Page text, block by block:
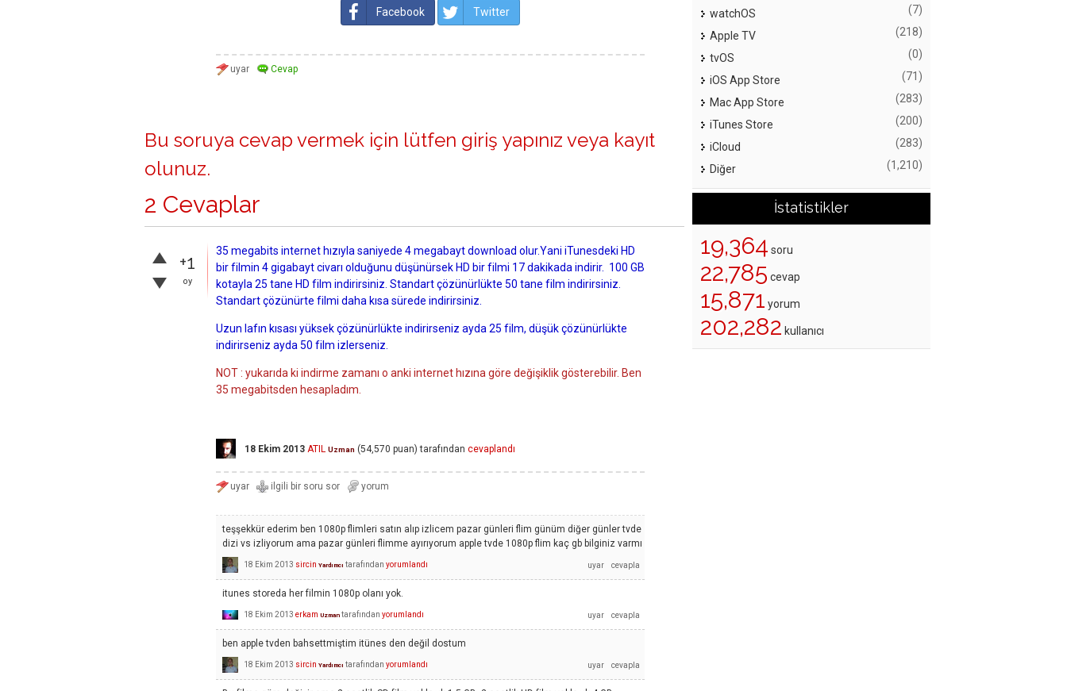
Facebook Twitter
Bu soruya cevap vermek için lütfen giriş yapınız veya kayıt
olunuz.
2 Cevaplar
+1
oy
35 megabits internet hızıyla saniyede 4 megabayt download olur.Yani iTunesdeki HD
bir filmin 4 gigabayt civarı olduğunu düşünürsek HD bir filmi 17 dakikada indirir. 100 GB
kotayla 25 tane HD film indirirsiniz. Standart çözünürlükte 50 tane film indirirsiniz.
Standart çözünürte filmi daha kısa sürede indirirsiniz.
Uzun lafın kısası yüksek çözünürlükte indirirseniz ayda 25 film, düşük çözünürlükte
indirirseniz ayda 50 film izlerseniz.
NOT : yukarıda ki indirme zamanı o anki internet hızına göre değişiklik gösterebilir. Ben
35 megabitsden hesapladım.
18 Ekim 2013 ATIL Uzman (54,570 puan) tarafından cevaplandı
teşşekkür ederim ben 1080p flimleri satın alıp izlicem pazar günleri flim günüm diğer günler tvde
dizi vs izliyorum ama pazar günleri flimme ayırıyorum apple tvde 1080p flim kaç gb bilginiz varmı
18 Ekim 2013 sircin Yardımcı tarafından yorumlandı
itunes storeda her filmin 1080p olanı yok.
18 Ekim 2013 erkam Uzman tarafından yorumlandı
ben apple tvden bahsettmiştim itünes den değil dostum
18 Ekim 2013 sircin Yardımcı tarafından yorumlandı
watchOS (7)
Apple TV (218)
tvOS (0)
iOS App Store (71)
Mac App Store (283)
iTunes Store (200)
iCloud (283)
Diğer (1,210)
İstatistikler
19,364 soru
22,785 cevap
15,871 yorum
202,282 kullanıcı